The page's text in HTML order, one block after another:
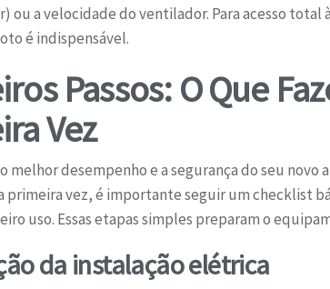
ou a velocidade do ventilador. Para acesso
é indispensável.
Passos: O Que
Vez
melhor desempenho e a segurança do seu
primeira vez, é importante seguir um checklist
uso. Essas etapas simples preparam o
da instalação elétrica